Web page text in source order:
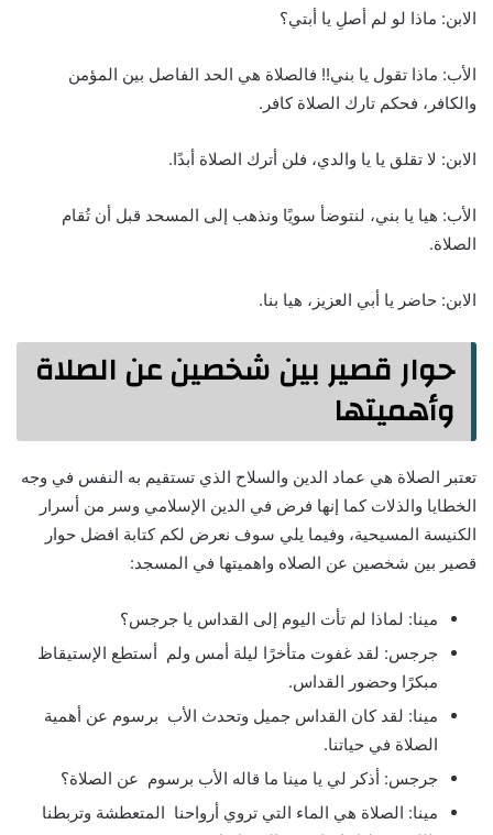
الابن: ماذا لو لم أصلِ يا أبتي؟
الأب: ماذا تقول يا بني!! فالصلاة هي الحد الفاصل بين المؤمن
والكافر، فحكم تارك الصلاة كافر.
الابن: لا تقلق يا يا والدي، فلن أترك الصلاة أبدًا.
الأب: هيا يا بني، لنتوضأ سويًا ونذهب إلى المسحد قبل أن تُقام
الصلاة.
الابن: حاضر يا أبي العزيز، هيا بنا.
حوار قصير بين شخصين عن الصلاة
وأهميتها
تعتبر الصلاة هي عماد الدين والسلاح الذي تستقيم به النفس في وجه
الخطايا والذلات كما إنها فرض في الدين الإسلامي وسر من أسرار
الكنيسة المسيحية، وفيما يلي سوف نعرض لكم كتابة افضل حوار
قصير بين شخصين عن الصلاه واهميتها في المسجد:
مينا: لماذا لم تأت اليوم إلى القداس يا جرجس؟
جرجس: لقد غفوت متأخرًا ليلة أمس ولم أستطع الإستيقاظ
مبكرًا وحضور القداس.
مينا: لقد كان القداس جميل وتحدث الأب برسوم عن أهمية
الصلاة في حياتنا.
جرجس: أذكر لي يا مينا ما قاله الأب برسوم عن الصلاة؟
مينا: الصلاة هي الماء التي تروي أرواحنا المتعطشة وتربطنا